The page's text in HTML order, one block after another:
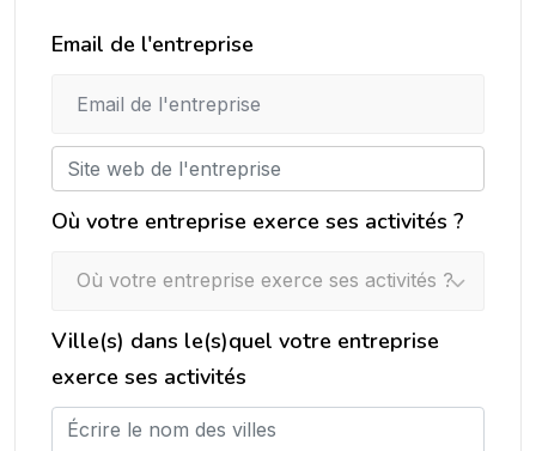
Email de l'entreprise
Où votre entreprise exerce ses activités ?
Où votre entreprise exerce ses activités ?
Ville(s) dans le(s)quel votre entreprise
exerce ses activités